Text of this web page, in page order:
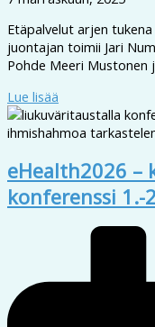
Etäpalvelut arjen
juontajan toimii Jari
Pohde Meeri Mustonen
Lue lisää
eHealth2026 –
konferenssi 1.-